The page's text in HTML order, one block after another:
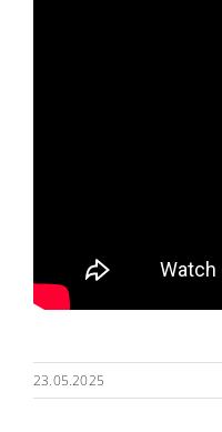
23.05.2025